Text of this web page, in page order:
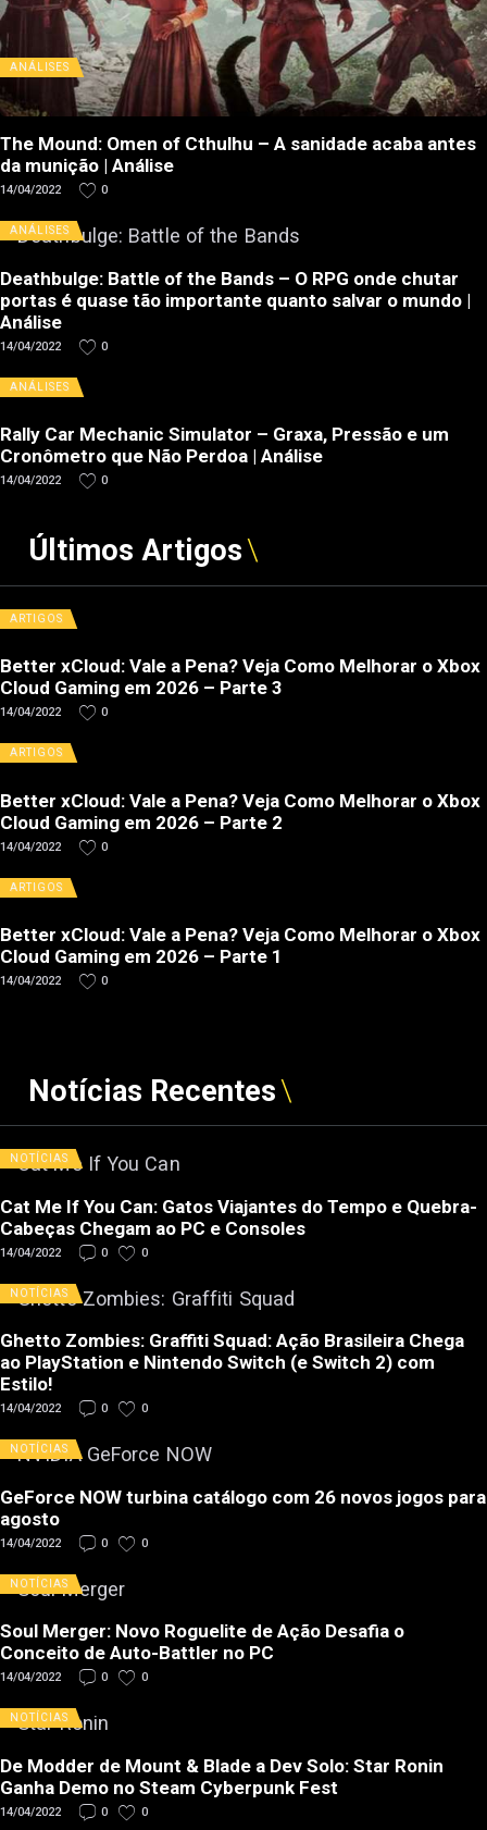
ANÁLISES
The Mound: Omen of Cthulhu – A sanidade acaba antes
da munição | Análise
14/04/2022 0
ANÁLISES
Deathbulge: Battle of the Bands – O RPG onde chutar
portas é quase tão importante quanto salvar o mundo |
Análise
14/04/2022 0
ANÁLISES
Rally Car Mechanic Simulator – Graxa, Pressão e um
Cronômetro que Não Perdoa | Análise
14/04/2022 0
Últimos Artigos
ARTIGOS
Better xCloud: Vale a Pena? Veja Como Melhorar o Xbox
Cloud Gaming em 2026 – Parte 3
14/04/2022 0
ARTIGOS
Better xCloud: Vale a Pena? Veja Como Melhorar o Xbox
Cloud Gaming em 2026 – Parte 2
14/04/2022 0
ARTIGOS
Better xCloud: Vale a Pena? Veja Como Melhorar o Xbox
Cloud Gaming em 2026 – Parte 1
14/04/2022 0
Notícias Recentes
NOTÍCIAS
Cat Me If You Can: Gatos Viajantes do Tempo e Quebra-
Cabeças Chegam ao PC e Consoles
14/04/2022 0 0
NOTÍCIAS
Ghetto Zombies: Graffiti Squad: Ação Brasileira Chega
ao PlayStation e Nintendo Switch (e Switch 2) com
Estilo!
14/04/2022 0 0
NOTÍCIAS
GeForce NOW turbina catálogo com 26 novos jogos para
agosto
14/04/2022 0 0
NOTÍCIAS
Soul Merger: Novo Roguelite de Ação Desafia o
Conceito de Auto-Battler no PC
14/04/2022 0 0
NOTÍCIAS
De Modder de Mount & Blade a Dev Solo: Star Ronin
Ganha Demo no Steam Cyberpunk Fest
14/04/2022 0 0